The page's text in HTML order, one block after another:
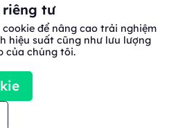
dịch vụ
riêng tư
cookie để nâng cao trải nghiệm
hiệu suất cũng như lưu lượng
của chúng tôi.